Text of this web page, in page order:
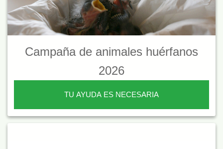
Campaña de animales huérfanos
2026
TU AYUDA ES NECESARIA